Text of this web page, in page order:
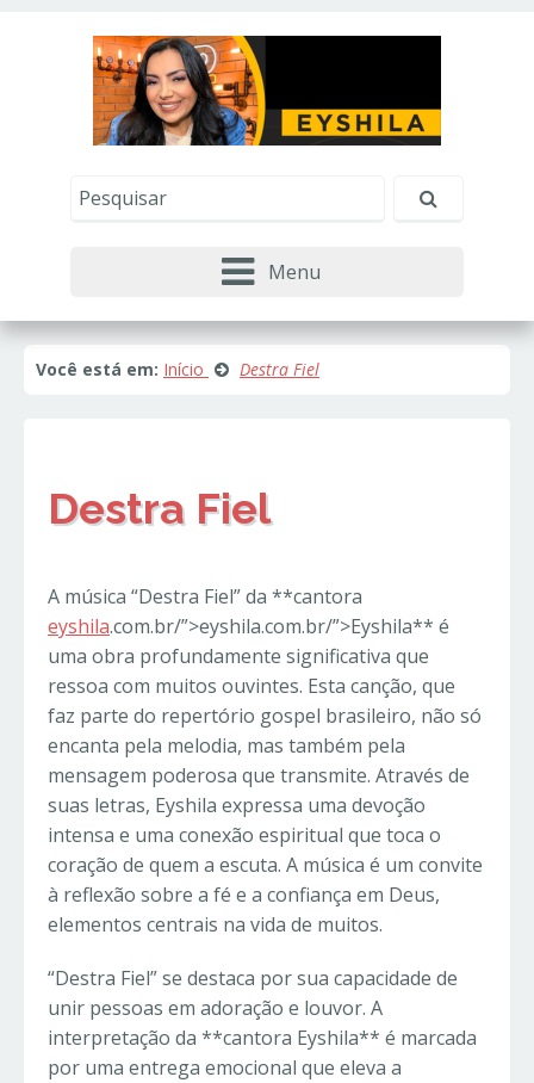
Menu
Você está em: Início Destra Fiel
Destra Fiel
A música “Destra Fiel” da **cantora
eyshila.com.br/”>eyshila.com.br/”>Eyshila** é
uma obra profundamente significativa que
ressoa com muitos ouvintes. Esta canção, que
faz parte do repertório gospel brasileiro, não só
encanta pela melodia, mas também pela
mensagem poderosa que transmite. Através de
suas letras, Eyshila expressa uma devoção
intensa e uma conexão espiritual que toca o
coração de quem a escuta. A música é um convite
à reflexão sobre a fé e a confiança em Deus,
elementos centrais na vida de muitos.
“Destra Fiel” se destaca por sua capacidade de
unir pessoas em adoração e louvor. A
interpretação da **cantora Eyshila** é marcada
por uma entrega emocional que eleva a
para lembrar e entender como você usa nosso
site, analisar seu uso de nossos produtos e
serviços, ajudar com nossos esforços de
marketing e fornecer conteúdo de terceiros. Leia
Política de Cookies e Privacidade.